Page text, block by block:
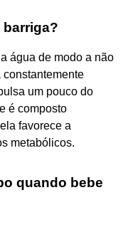
barriga?
água de modo a não
constantemente
um pouco do
é composto
favorece a
metabólicos.
quando bebe